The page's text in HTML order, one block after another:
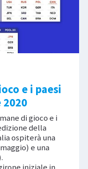
e i paesi
di gioco e i
della
ospiterà una
e una